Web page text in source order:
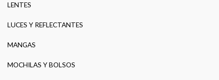
LENTES
LUCES Y REFLECTANTES
MANGAS
MOCHILAS Y BOLSOS